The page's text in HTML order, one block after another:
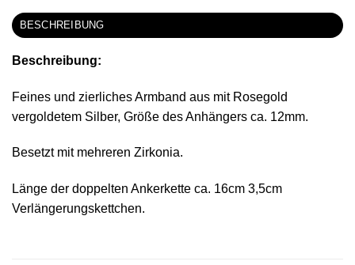
BESCHREIBUNG
Beschreibung:
Feines und zierliches Armband aus mit Rosegold
vergoldetem Silber, Größe des Anhängers ca. 12mm.
Besetzt mit mehreren Zirkonia.
Länge der doppelten Ankerkette ca. 16cm 3,5cm
Verlängerungskettchen.